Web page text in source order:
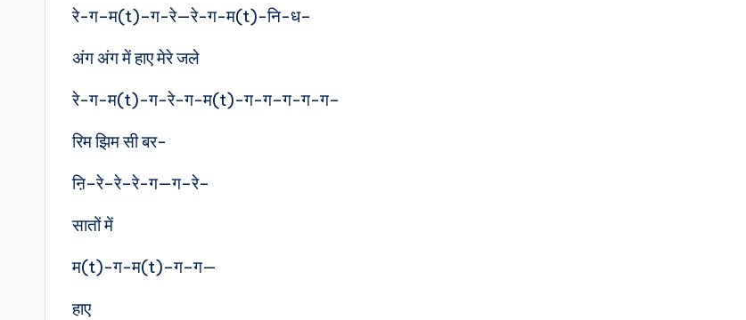
रे-ग–म(t)–ग-रे—रे-ग-म(t)-नि-ध–
अंग अंग में हाए मेरे जले
रे-ग-म(t)-ग-रे-ग-म(t)-ग-ग–ग-ग-ग–
रिम झिम सी बर-
ऩि–रे–रे–रे-ग—ग–रे–
सातों में
म(t)-ग-म(t)–ग–ग—
हाए